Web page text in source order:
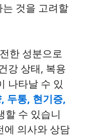
것을 고려할
한 성분으로
강 상태, 복용
나타날 수 있
두통, 현기증,
할 수 있습니
에 의사와 상담